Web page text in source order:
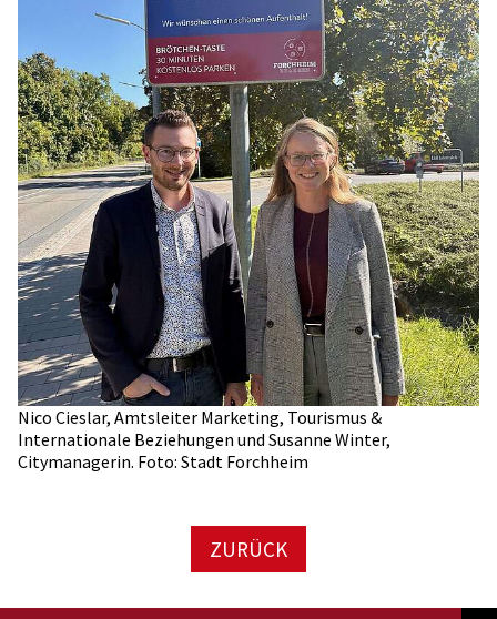
Nico Cieslar, Amtsleiter Marketing, Tourismus &
Internationale Beziehungen und Susanne Winter,
Citymanagerin. Foto: Stadt Forchheim
ZURÜCK